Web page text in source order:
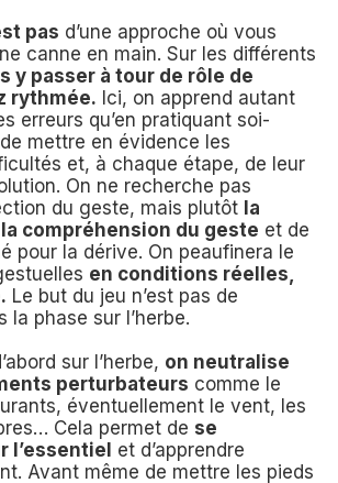
pas d’une approche où vous
canne en main. Sur les différents
y passer à tour de rôle de
rythmée. Ici, on apprend autant
erreurs qu’en pratiquant soi-
mettre en évidence les
et, à chaque étape, de leur
On ne recherche pas
du geste, mais plutôt la
compréhension du geste et de
pour la dérive. On peaufinera le
en conditions réelles,
Le but du jeu n’est pas de
la phase sur l’herbe.
sur l’herbe, on neutralise
perturbateurs comme le
éventuellement le vent, les
Cela permet de se
l’essentiel et d’apprendre
Avant même de mettre les pieds